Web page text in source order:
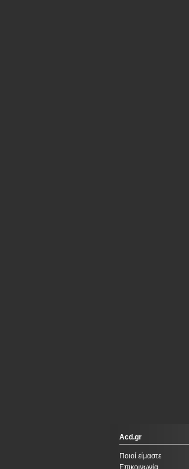
Acd.gr
Ποιοί είμαστε
Επικοινωνία